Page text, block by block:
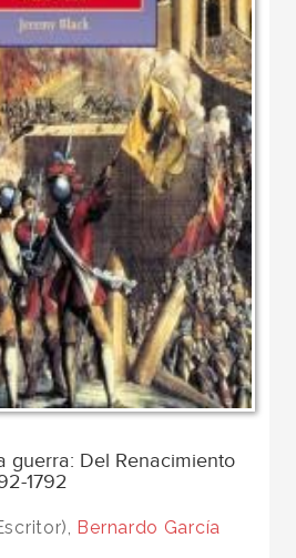
guerra: Del Renacimiento
1792
Bernardo García